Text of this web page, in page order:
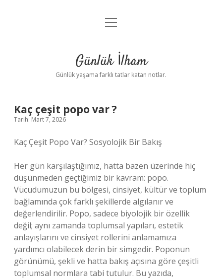
Anasayfa
Yasal Uyarı
menüyü
Günlük İlham
Günlük yaşama farklı tatlar katan notlar.
Kaç çeşit popo var ?
Tarih: Mart 7, 2026
Kaç Çeşit Popo Var? Sosyolojik Bir Bakış
Her gün karşılaştığımız, hatta bazen üzerinde hiç
düşünmeden geçtiğimiz bir kavram: popo.
Vücudumuzun bu bölgesi, cinsiyet, kültür ve toplum
bağlamında çok farklı şekillerde algılanır ve
değerlendirilir. Popo, sadece biyolojik bir özellik
değil; aynı zamanda toplumsal yapıları, estetik
anlayışlarını ve cinsiyet rollerini anlamamıza
yardımcı olabilecek derin bir simgedir. Poponun
görünümü, şekli ve hatta bakış açısına göre çeşitli
toplumsal normlara tabi tutulur. Bu yazıda,